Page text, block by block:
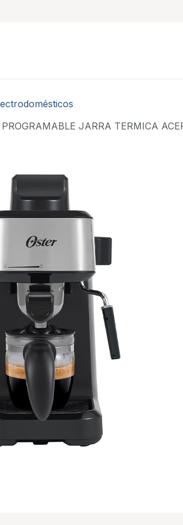
JARRA TERMICA